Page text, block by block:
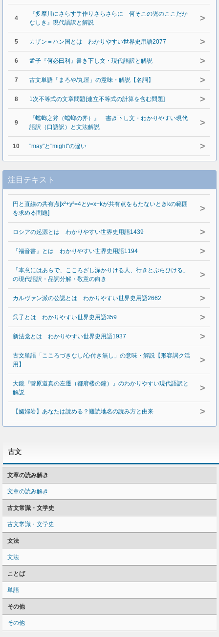
4
『多摩川にさらす手作りさらさらに 何そこの児のここだか
なしき』現代語訳と解説
>
5 カザン＝ハン国とは わかりやすい世界史用語2077 >
6 孟子『何必曰利』書き下し文・現代語訳と解説 >
7 古文単語「まろや/丸屋」の意味・解説【名詞】 >
8 1次不等式の文章問題[連立不等式の計算を含む問題] >
9
『蟷螂之斧（蟷螂の斧）』 書き下し文・わかりやすい現代
語訳（口語訳）と文法解説
>
10 "may"と"might"の違い >
注目テキスト
円と直線の共有点[x²+y²=4とy=x+kが共有点をもたないときkの範囲
を求める問題]
>
ロシアの起源とは わかりやすい世界史用語1439 >
『福音書』とは わかりやすい世界史用語1194 >
「本意にはあらで、こころざし深かりける人、行きとぶらひける」
の現代語訳・品詞分解・敬意の向き
>
カルヴァン派の公認とは わかりやすい世界史用語2662 >
呉子とは わかりやすい世界史用語359 >
新法党とは わかりやすい世界史用語1937 >
古文単語「こころづきなし/心付き無し」の意味・解説【形容詞ク活
用】
>
大鏡『菅原道真の左遷（都府楼の鐘）』のわかりやすい現代語訳と
解説
>
【孀婦岩】あなたは読める？難読地名の読み方と由来 >
古文
文章の読み解き
文章の読み解き
古文常識・文学史
古文常識・文学史
文法
文法
ことば
単語
その他
その他